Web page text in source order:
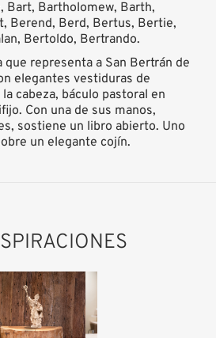
Bart, Bartholomew, Barth,
Berend, Berd, Bertus, Bertie,
Bertoldo, Bertrando.
que representa a San Bertrán de
elegantes vestiduras de
cabeza, báculo pastoral en
Con una de sus manos,
sostiene un libro abierto. Uno
un elegante cojín.